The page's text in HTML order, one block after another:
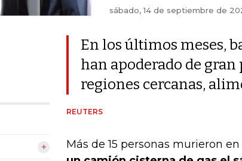
sábado, 14 de septiembre de
En los últimos meses,
han apoderado de
regiones cercanas,
REUTERS
Más de 15 personas murieron